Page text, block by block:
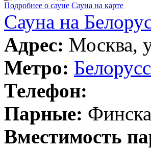
Подробнее о сауне Сауна на карте
Сауна на
Адрес: Москва,
Метро:
Телефон:
Парные:
Вместимость